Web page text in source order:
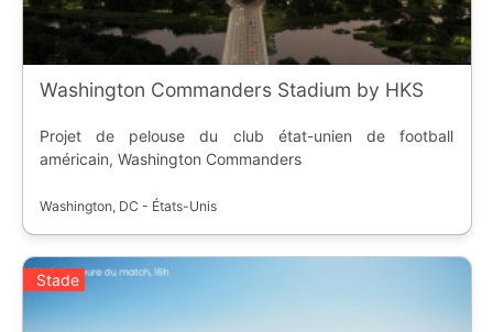
Washington Commanders Stadium by HKS
Projet de pelouse du club état-unien de football
américain, Washington Commanders
Washington, DC - États-Unis
Stade